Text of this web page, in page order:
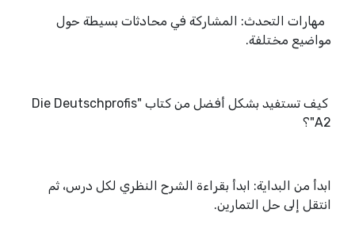
مهارات التحدث: المشاركة في محادثات بسيطة حول
مواضيع مختلفة.
كيف تستفيد بشكل أفضل من كتاب "Die Deutschprofis
A2"؟
ابدأ من البداية: ابدأ بقراءة الشرح النظري لكل درس، ثم
انتقل إلى حل التمارين.